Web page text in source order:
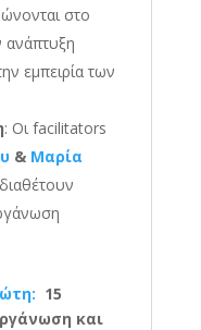
στο
ανάπτυξη
εμπειρία των
: Οι facilitators
& Μαρία
15
και